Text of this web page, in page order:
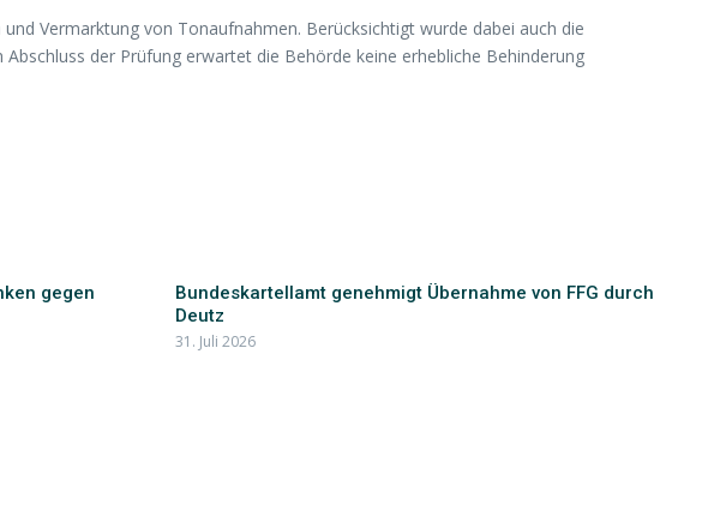
Vermarktung von Tonaufnahmen. Berücksichtigt wurde dabei auch die
der Prüfung erwartet die Behörde keine erhebliche Behinderung
gegen
Bundeskartellamt genehmigt Übernahme von FFG durch
Deutz
31. Juli 2026